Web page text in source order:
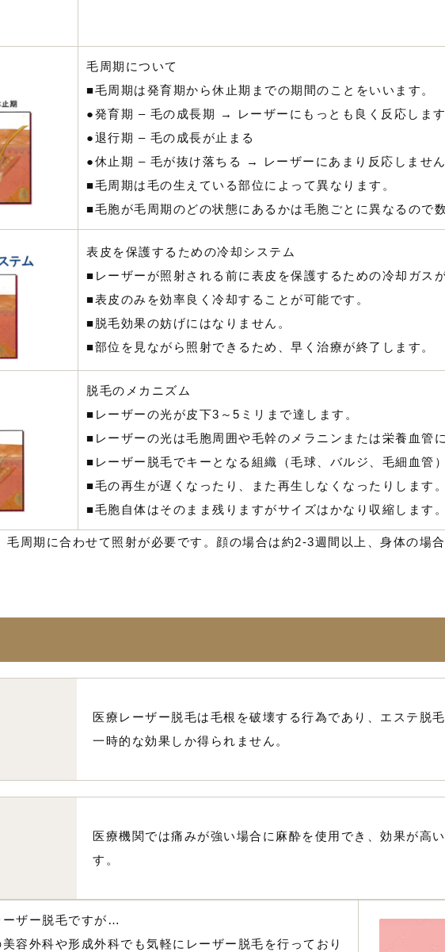
毛周期について
■毛周期は発育期から休止期までの期間のことをいいます。
●発育期 – 毛の成長期 → レーザーにもっとも良く反応します
●退行期 – 毛の成長が止まる
●休止期 – 毛が抜け落ちる → レーザーにあまり反応しません
■毛周期は毛の生えている部位によって異なります。
■毛胞が毛周期のどの状態にあるかは毛胞ごとに異なるので
表皮を保護するための冷却システム
■レーザーが照射される前に表皮を保護するための冷却ガス
■表皮のみを効率良く冷却することが可能です。
■脱毛効果の妨げにはなりません。
■部位を見ながら照射できるため、早く治療が終了します。
脱毛のメカニズム
■レーザーの光が皮下3～5ミリまで達します。
■レーザーの光は毛胞周囲や毛幹のメラニンまたは栄養血管
■レーザー脱毛でキーとなる組織（毛球、バルジ、毛細血管
■毛の再生が遅くなったり、また再生しなくなったりします。
■毛胞自体はそのまま残りますがサイズはかなり収縮します。
毛周期に合わせて照射が必要です。顔の場合は約2-3週間以上、身体の場
医療レーザー脱毛は毛根を破壊する行為であり、エステ脱
一時的な効果しか得られません。
医療機関では痛みが強い場合に麻酔を使用でき、効果が高
す。
ーザー脱毛ですが…
容外科や形成外科でも気軽にレーザー脱毛を行っており